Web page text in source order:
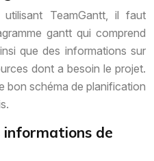
TeamGantt, il faut
gantt qui comprend
que des informations sur
dont a besoin le projet.
bon schéma de planification
de